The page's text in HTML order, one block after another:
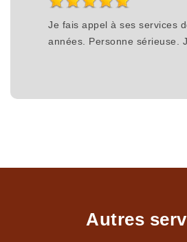
Je fais appel à ses services
années. Personne sérieuse.
Autres